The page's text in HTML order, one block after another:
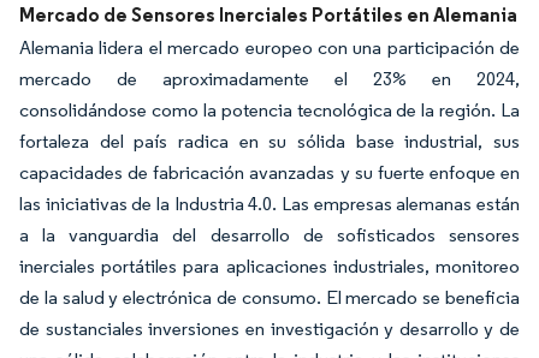
Mercado de Sensores Inerciales Portátiles en Alemania
Alemania lidera el mercado europeo con una participación de
mercado de aproximadamente el 23% en 2024,
consolidándose como la potencia tecnológica de la región. La
fortaleza del país radica en su sólida base industrial, sus
capacidades de fabricación avanzadas y su fuerte enfoque en
las iniciativas de la Industria 4.0. Las empresas alemanas están
a la vanguardia del desarrollo de sofisticados sensores
inerciales portátiles para aplicaciones industriales, monitoreo
de la salud y electrónica de consumo. El mercado se beneficia
de sustanciales inversiones en investigación y desarrollo y de